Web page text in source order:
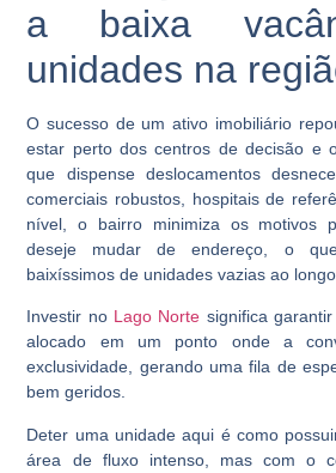
a baixa
unidades na
O sucesso de um ativo imobiliário
estar perto dos centros de decisão e
que dispense deslocamentos
comerciais robustos, hospitais de
nível, o bairro minimiza os motivos
deseje mudar de endereço, o
baixíssimos de unidades vazias ao
Investir no Lago Norte significa
alocado em um ponto onde a
exclusividade, gerando uma fila de
bem geridos.
Deter uma unidade aqui é como
área de fluxo intenso, mas com o